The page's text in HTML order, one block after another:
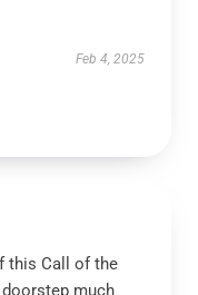
Feb 4, 2025
this Call of the
much